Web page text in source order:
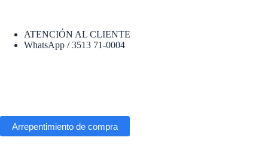
ATENCIÓN AL CLIENTE
WhatsApp / 3513 71-0004
Arrepentimiento de compra